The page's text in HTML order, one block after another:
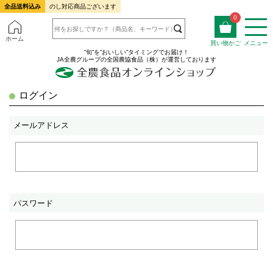
全品送料込み のし対応商品ございます
ホーム
0
買い物かご
メニュー
”旬”を”おいしい”タイミングでお届け！
JA全農グループの全国農協食品（株）が運営しております
ログイン
メールアドレス
パスワード